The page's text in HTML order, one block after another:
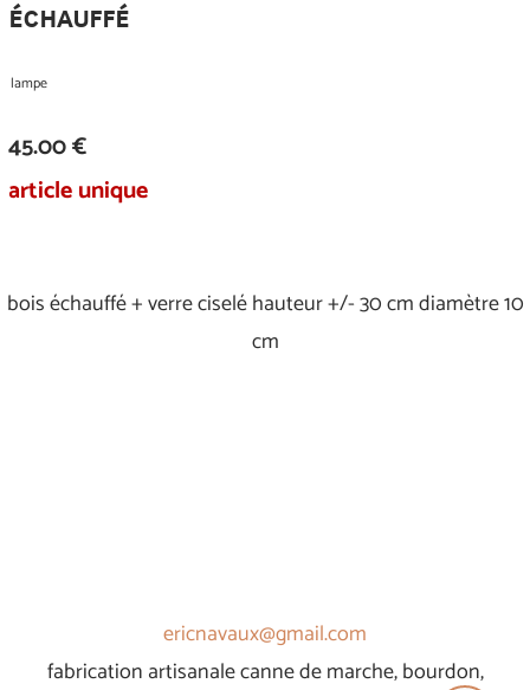
échauffé
lampe
45.00 €
article unique
bois échauffé + verre ciselé hauteur +/- 30 cm diamètre 10
cm
ericnavaux@gmail.com
fabrication artisanale canne de marche, bourdon,